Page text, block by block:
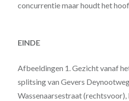
concurrentie maar houdt het
EINDE
Afbeeldingen 1. Gezicht vanaf
splitsing van Gevers
Wassenaarsestraat